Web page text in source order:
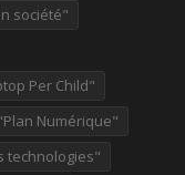
société"
Per Child"
Numérique"
technologies"